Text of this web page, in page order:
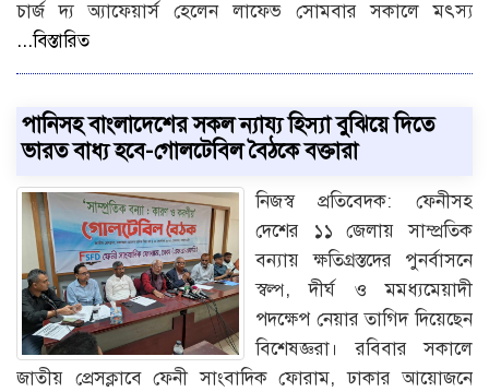
চার্জ দ্য অ্যাফেয়ার্স হেলেন লাফেভ সোমবার সকালে মৎস্য
...বিস্তারিত
পানিসহ বাংলাদেশের সকল ন্যায্য হিস্যা বুঝিয়ে দিতে
ভারত বাধ্য হবে-গোলটেবিল বৈঠকে বক্তারা
নিজস্ব প্রতিবেদক: ফেনীসহ
দেশের ১১ জেলায় সাম্প্রতিক
বন্যায় ক্ষতিগ্রস্তদের পুনর্বাসনে
স্বল্প, দীর্ঘ ও মমধ্যমেয়াদী
পদক্ষেপ নেয়ার তাগিদ দিয়েছেন
বিশেষজ্ঞরা। রবিবার সকালে
জাতীয় প্রেসক্লাবে ফেনী সাংবাদিক ফোরাম, ঢাকার আয়োজনে